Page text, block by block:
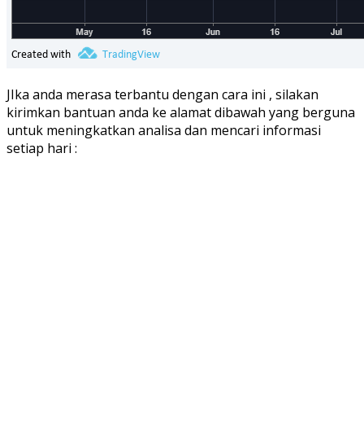
JIka anda merasa terbantu dengan cara ini , silakan
kirimkan bantuan anda ke alamat dibawah yang berguna
untuk meningkatkan analisa dan mencari informasi
setiap hari :